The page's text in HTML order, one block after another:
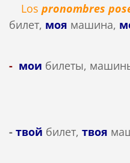
Los pronombres
билет, моя машина,
- мои билеты,
- твой билет, твоя